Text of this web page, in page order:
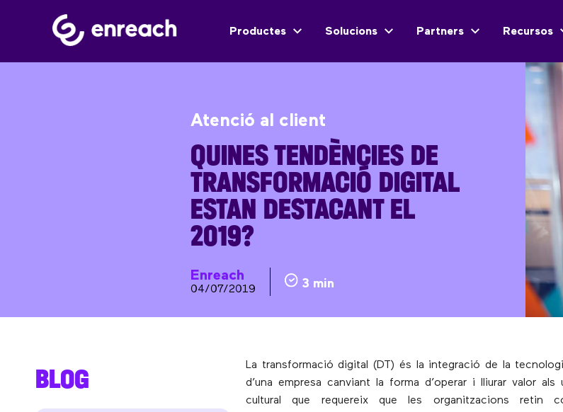
Productes Solucions Partners Recursos
Atenció al client
QUINES TENDÈNCIES DE
TRANSFORMACIÓ DIGITAL
ESTAN DESTACANT EL
2019?
Enreach
04/07/2019 3 min
La transformació digital (DT) és la integració de la
d’una empresa canviant la forma d’operar i lliurar valor als
cultural que requereix que les organitzacions retin
BLOG